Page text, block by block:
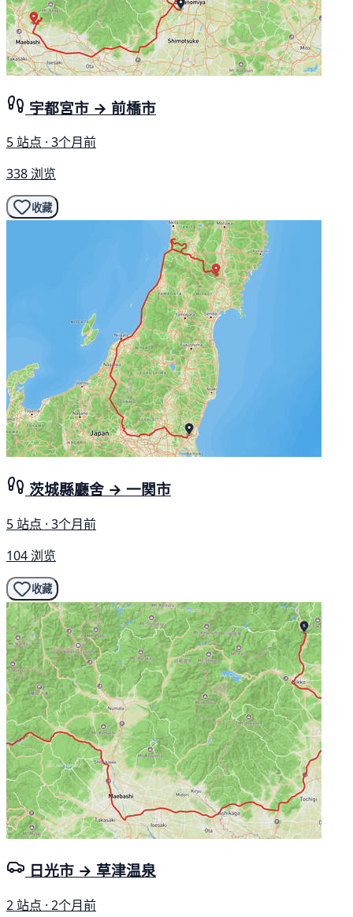
宇都宮市 → 前橋市
5 站点 · 3个月前
338 浏览
收藏
茨城縣廳舍 → 一関市
5 站点 · 3个月前
104 浏览
收藏
日光市 → 草津温泉
2 站点 · 2个月前